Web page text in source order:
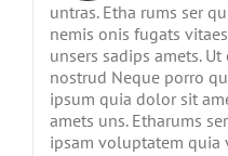
untras. Etha rums ser
nemis onis fugats
unsers sadips amets.
nostrud Neque porro
ipsum quia dolor sit
amets uns. Etharums
ipsam voluptatem quia